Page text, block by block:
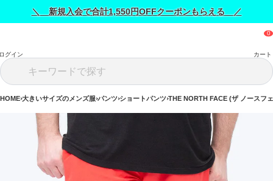
＼ 新規入会で合計1,550円OFFクーポンもらえる ／
グイン カート
HOME 大きいサイズのメンズ服 パンツ ショートパンツ THE NORTH FACE (ザ ノースフ